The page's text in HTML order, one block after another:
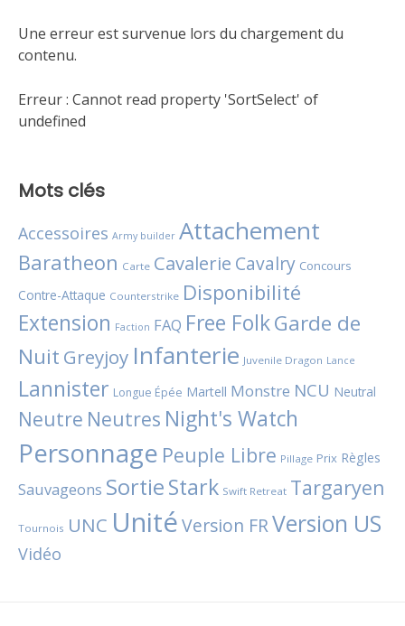
Une erreur est survenue lors du chargement du
contenu.
Erreur : Cannot read property 'SortSelect' of
undefined
Mots clés
Accessoires Army builder Attachement
Baratheon Carte Cavalerie Cavalry Concours
Contre-Attaque Counterstrike Disponibilité
Extension Faction FAQ Free FolkGarde de
Nuit Greyjoy Infanterie Juvenile Dragon Lance
Lannister Longue Épée Martell Monstre NCU Neutral
Neutre Neutres Night's Watch
Personnage Peuple Libre Pillage Prix Règles
Sauvageons SortieStark Swift Retreat Targaryen
Tournois UNC UnitéVersion FRVersion US
Vidéo